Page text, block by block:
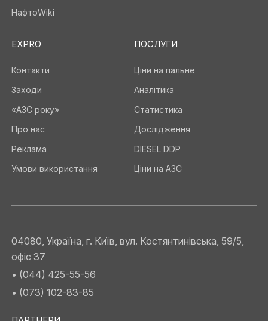
НафтоWiki
EXPRO
Контакти
Заходи
«АЗС року»
Про нас
Реклама
Умови використання
ПОСЛУГИ
Ціни на пальне
Аналітика
Статистика
Дослідження
DIESEL DDP
Ціни на АЗС
04080, Україна, г. Київ, вул. Костянтинівська, 59/5,
офіс 37
• (044) 425-55-56
• (073) 102-83-85